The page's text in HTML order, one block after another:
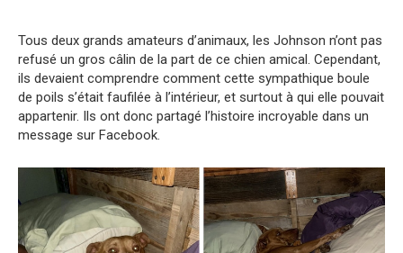
Tous deux grands amateurs d’animaux, les Johnson n’ont pas
refusé un gros câlin de la part de ce chien amical. Cependant,
ils devaient comprendre comment cette sympathique boule
de poils s’était faufilée à l’intérieur, et surtout à qui elle pouvait
appartenir. Ils ont donc partagé l’histoire incroyable dans un
message sur Facebook.